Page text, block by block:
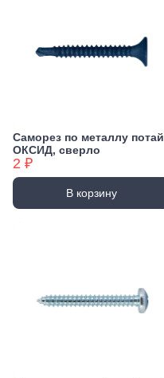
Саморез по металлу потай
ОКСИД, сверло
2 ₽
В корзину